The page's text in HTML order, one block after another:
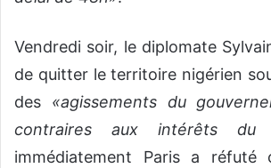
Vendredi soir, le diplomate
de quitter le territoire nigérien
des «agissements du
contraires aux intérêts du
immédiatement Paris a réfuté